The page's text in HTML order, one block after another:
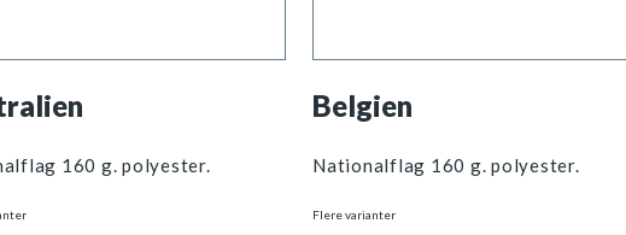
160 g. polyester.
Belgien
Nationalflag 160 g. polyester.
Flere varianter